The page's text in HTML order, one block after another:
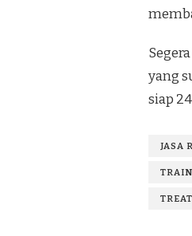
yang
siap
JASA